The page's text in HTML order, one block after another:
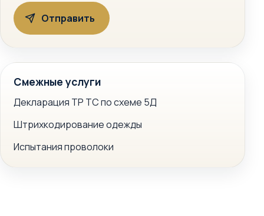
Смежные услуги
Декларация ТР ТС по схеме 5Д
Штрихкодирование одежды
Испытания проволоки